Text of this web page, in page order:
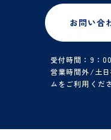
お問い合
受付時間：9：
営業時間外/土
ムをご利用くだ